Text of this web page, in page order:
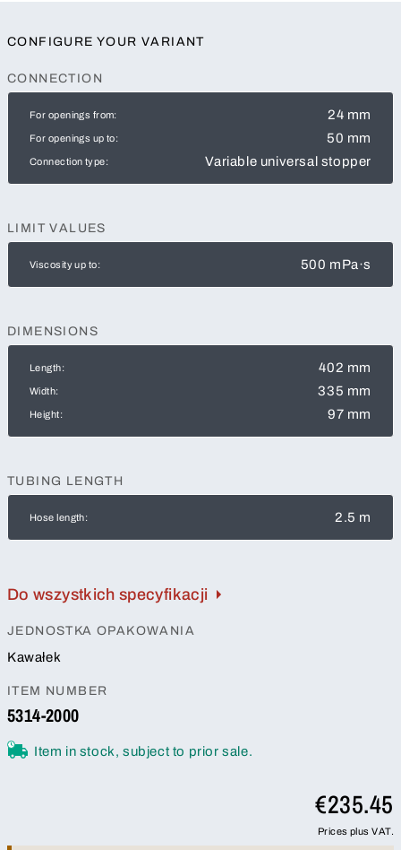
CONFIGURE YOUR VARIANT
CONNECTION
For openings from: 24 mm
For openings up to: 50 mm
Connection type: Variable universal stopper
LIMIT VALUES
Viscosity up to: 500 mPa·s
DIMENSIONS
Length: 402 mm
Width: 335 mm
Height: 97 mm
TUBING LENGTH
Hose length: 2.5 m
Do wszystkich specyfikacji
JEDNOSTKA OPAKOWANIA
Kawałek
ITEM NUMBER
5314-2000
Item in stock, subject to prior sale.
€235.45
Prices plus VAT.